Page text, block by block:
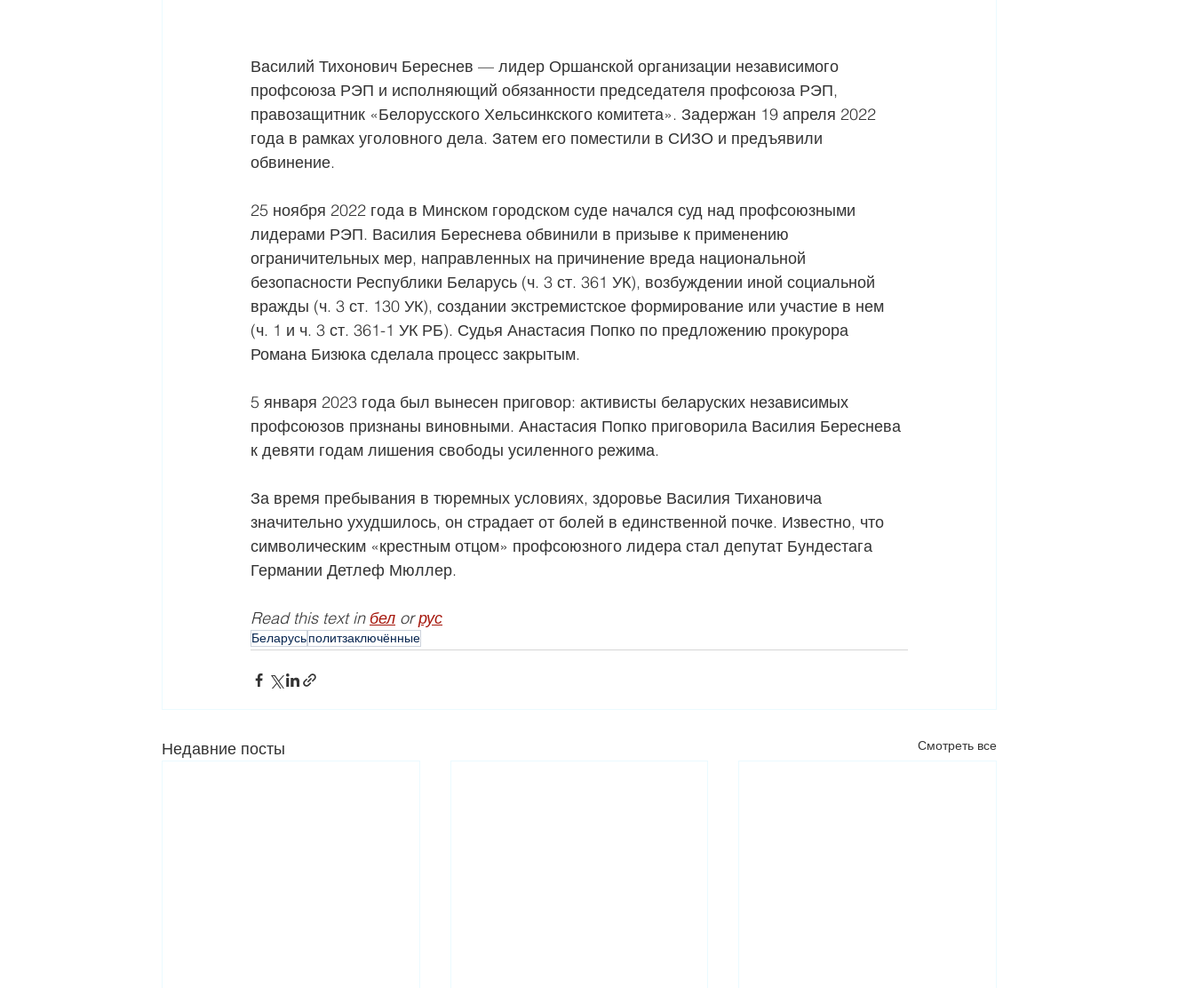
Василий Тихонович Береснев — лидер Оршанской организации независимого
профсоюза РЭП и исполняющий обязанности председателя профсоюза РЭП,
правозащитник «Белорусского Хельсинкского комитета». Задержан 19 апреля 2022
года в рамках уголовного дела. Затем его поместили в СИЗО и предъявили
обвинение.
25 ноября 2022 года в Минском городском суде начался суд над профсоюзными
лидерами РЭП. Василия Береснева обвинили в призыве к применению
ограничительных мер, направленных на причинение вреда национальной
безопасности Республики Беларусь (ч. 3 ст. 361 УК), возбуждении иной социальной
вражды (ч. 3 ст. 130 УК), создании экстремистское формирование или участие в нем
(ч. 1 и ч. 3 ст. 361-1 УК РБ). Судья Анастасия Попко по предложению прокурора
Романа Бизюка сделала процесс закрытым.
5 января 2023 года был вынесен приговор: активисты беларуских независимых
профсоюзов признаны виновными. Анастасия Попко приговорила Василия Береснева
к девяти годам лишения свободы усиленного режима.
За время пребывания в тюремных условиях, здоровье Василия Тихановича
значительно ухудшилось, он страдает от болей в единственной почке. Известно, что
символическим «крестным отцом» профсоюзного лидера стал депутат Бундестага
Германии Детлеф Мюллер.
Read this text in бел or рус
Беларусьполитзаключённые
Недавние посты Смотреть все